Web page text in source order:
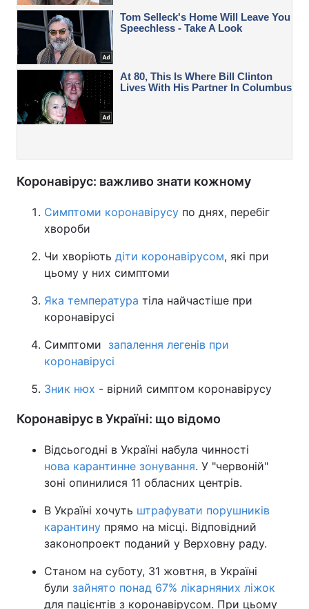
Коронавірус: важливо знати кожному
Симптоми коронавірусу по днях, перебіг
хвороби
Чи хворіють діти коронавірусом, які при
цьому у них симптоми
Яка температура тіла найчастіше при
коронавірусі
Симптоми запалення легенів при
коронавірусі
Зник нюх - вірний симптом коронавірусу
Коронавірус в Україні: що відомо
Відсьогодні в Україні набула чинності
нова карантинне зонування. У "червоній"
зоні опинилися 11 обласних центрів.
В Україні хочуть штрафувати порушників
карантину прямо на місці. Відповідний
законопроект поданий у Верховну раду.
Станом на суботу, 31 жовтня, в Україні
були зайнято понад 67% лікарняних ліжок
для пацієнтів з коронавірусом. При цьому